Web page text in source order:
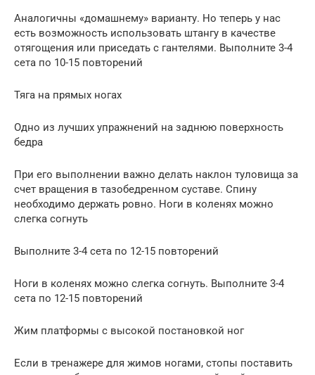
Аналогичны «домашнему» варианту. Но теперь у нас
есть возможность использовать штангу в качестве
отягощения или приседать с гантелями. Выполните 3-4
сета по 10-15 повторений
Тяга на прямых ногах
Одно из лучших упражнений на заднюю поверхность
бедра
При его выполнении важно делать наклон туловища за
счет вращения в тазобедренном суставе. Спину
необходимо держать ровно. Ноги в коленях можно
слегка согнуть
Выполните 3-4 сета по 12-15 повторений
Ноги в коленях можно слегка согнуть. Выполните 3-4
сета по 12-15 повторений
Жим платформы с высокой постановкой ног
Если в тренажере для жимов ногами, стопы поставить